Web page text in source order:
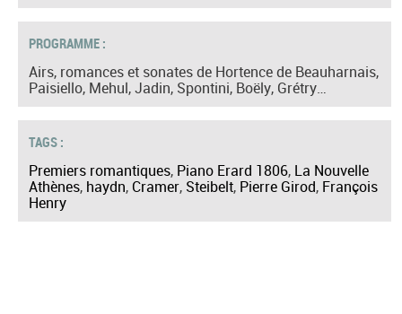
PROGRAMME :
Airs, romances et sonates de Hortence de Beauharnais,
Paisiello, Mehul, Jadin, Spontini, Boëly, Grétry…
TAGS :
Premiers romantiques, Piano Erard 1806, La Nouvelle
Athènes, haydn, Cramer, Steibelt, Pierre Girod, François
Henry